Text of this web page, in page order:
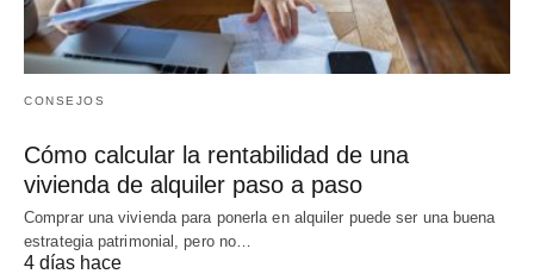
CONSEJOS
Cómo calcular la rentabilidad de una
vivienda de alquiler paso a paso
Comprar una vivienda para ponerla en alquiler puede ser una buena
estrategia patrimonial, pero no…
4 días hace